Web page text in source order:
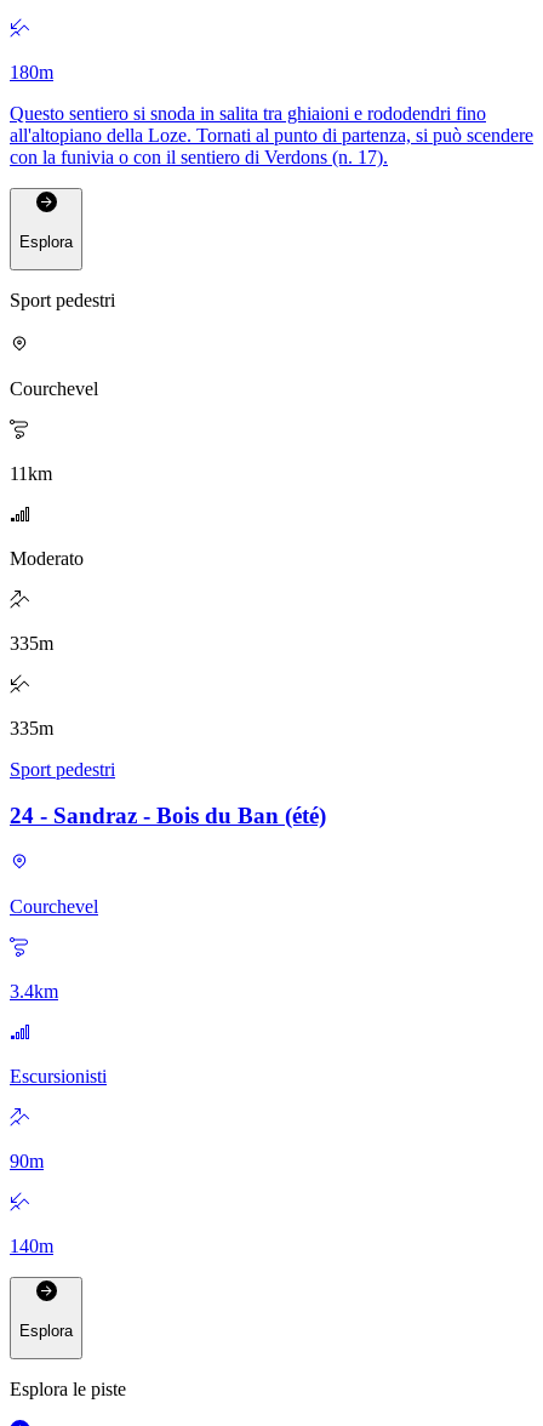
180m
Questo sentiero si snoda in salita tra ghiaioni e rododendri fino
all'altopiano della Loze. Tornati al punto di partenza, si può scendere
con la funivia o con il sentiero di Verdons (n. 17).
Esplora
Sport pedestri
Courchevel
11km
Moderato
335m
335m
Sport pedestri
24 - Sandraz - Bois du Ban (été)
Courchevel
3.4km
Escursionisti
90m
140m
Esplora
Esplora le piste